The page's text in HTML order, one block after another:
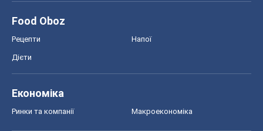
Food Oboz
Рецепти Напої
Дієти
Економіка
Ринки та компанії Макроекономіка